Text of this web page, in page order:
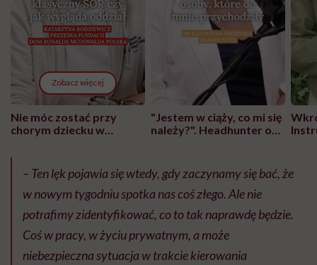
Zobacz więcej
Nie móc zostać przy
chorym dziecku w
"Przeszkadzać w tym
może chyba tylko
głupota i brak
wyobraźni"
"Jestem w ciąży, co mi się
należy?". Headhunter o
pracy
– Ten lęk pojawia się wtedy, gdy zaczynamy się bać, że
w nowym tygodniu spotka nas coś złego. Ale nie
potrafimy zidentyfikować, co to tak naprawdę będzie.
Coś w pracy, w życiu prywatnym, a może
niebezpieczna sytuacja w trakcie kierowania